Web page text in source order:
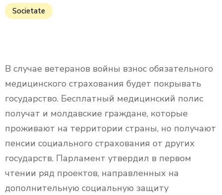
Societate
В случае ветеранов войны взнос обязательного
медицинского страхования будет покрывать
государство. Бесплатный медицинский полис
получат и молдавские граждане, которые
проживают на территории страны, но получают
пенсии социального страхования от других
государств. Парламент утвердил в первом
чтении ряд проектов, направленных на
дополнительную социальную защиту